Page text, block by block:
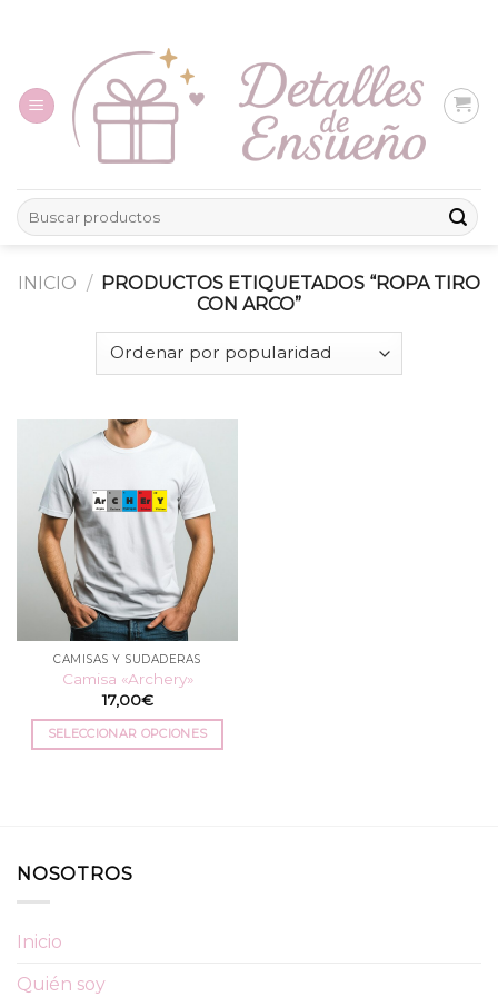
Buscar
por:
INICIO / PRODUCTOS ETIQUETADOS “ROPA TIRO
CON ARCO”
CAMISAS Y SUDADERAS
Camisa «Archery»
17,00€
SELECCIONAR OPCIONES
Las
NOSOTROS
Inicio
Quién soy